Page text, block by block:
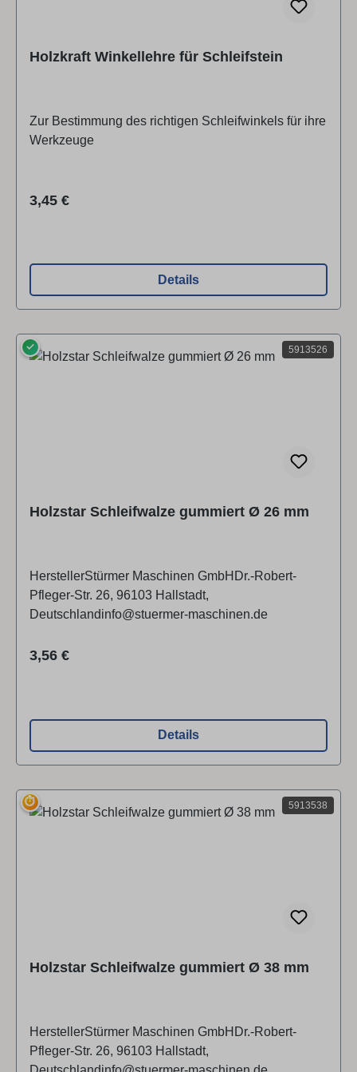
Holzkraft Winkellehre für Schleifstein
Zur Bestimmung des richtigen Schleifwinkels für ihre
Werkzeuge
Regulärer Preis:
3,45 €
Details
5913526
✓
Holzstar Schleifwalze gummiert Ø 26 mm
HerstellerStürmer Maschinen GmbHDr.-Robert-
Pfleger-Str. 26, 96103 Hallstadt,
Deutschlandinfo@stuermer-maschinen.de
Regulärer Preis:
3,56 €
Details
5913538
⏱
Holzstar Schleifwalze gummiert Ø 38 mm
HerstellerStürmer Maschinen GmbHDr.-Robert-
Pfleger-Str. 26, 96103 Hallstadt,